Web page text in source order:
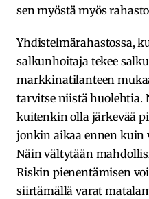
sen myöstä myös
Yhdistelmärahastossa,
salkunhoitaja tekee
markkinatilanteen
tarvitse niistä huolehtia.
kuitenkin olla järkevää
jonkin aikaa ennen kuin
Näin vältytään
Riskin pienentämisen
siirtämällä varat